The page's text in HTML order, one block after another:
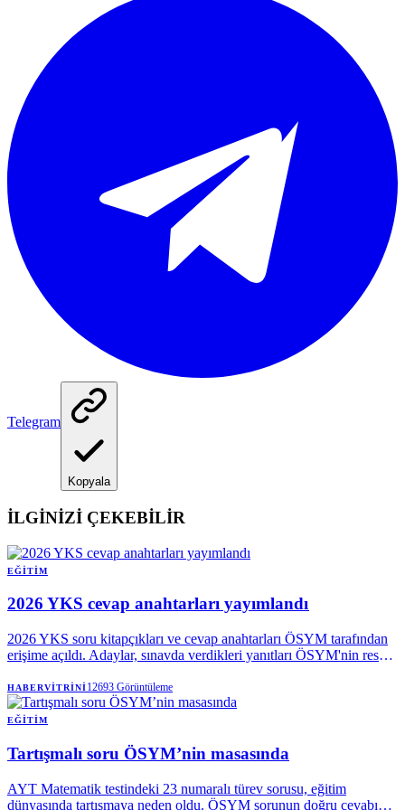
Telegram
Kopyala
İLGİNİZİ ÇEKEBİLİR
EĞITIM
2026 YKS cevap anahtarları yayımlandı
2026 YKS soru kitapçıkları ve cevap anahtarları ÖSYM tarafından
erişime açıldı. Adaylar, sınavda verdikleri yanıtları ÖSYM'nin resmi
kitapçıkları ile cevap anahtarlarını inceleyerek kontrol edebiliyor.
HABERVITRINI12693 Görüntüleme
EĞITIM
Tartışmalı soru ÖSYM’nin masasında
AYT Matematik testindeki 23 numaralı türev sorusu, eğitim
dünyasında tartışmaya neden oldu. ÖSYM sorunun doğru cevabını